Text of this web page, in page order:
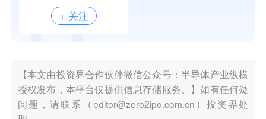
+ 关注
【本文由投资界合作伙伴微信公众号：半导体产业纵横
授权发布，本平台仅提供信息存储服务。】如有任何疑
问题，请联系（editor@zero2ipo.com.cn）投资界处